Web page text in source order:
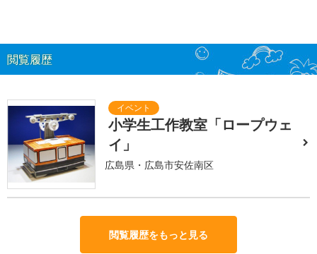
閲覧履歴
小学生工作教室「ロープウェ
イ」
広島県・広島市安佐南区
閲覧履歴をもっと見る